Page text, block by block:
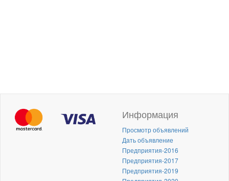
Информация
Просмотр объявлений
Дать объявление
Предприятия-2016
Предприятия-2017
Предприятия-2019